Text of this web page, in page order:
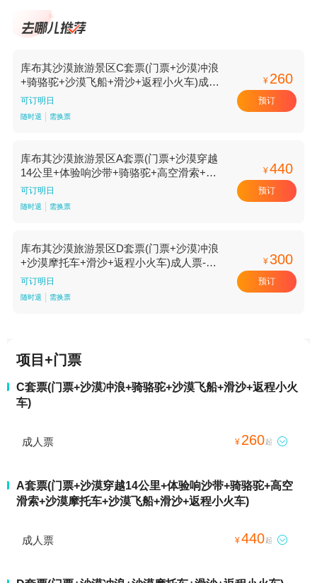
库布其沙漠旅游景区C套票(门票+沙漠冲浪
+骑骆驼+沙漠飞船+滑沙+返程小火车)成人
票-标准价
可订明日
随时退 需换票
¥ 260
预订
库布其沙漠旅游景区A套票(门票+沙漠穿越
14公里+体验响沙带+骑骆驼+高空滑索+沙
漠摩托车+沙漠飞船+滑沙+返程小火车)成人
票-标准价
可订明日
随时退 需换票
¥440
预订
库布其沙漠旅游景区D套票(门票+沙漠冲浪
+沙漠摩托车+滑沙+返程小火车)成人票-标
准价
可订明日
随时退 需换票
¥300
预订
项目+门票
C套票(门票+沙漠冲浪+骑骆驼+沙漠飞船+滑沙+返程小火
车)
成人票 ¥ 260起 
A套票(门票+沙漠穿越14公里+体验响沙带+骑骆驼+高空
滑索+沙漠摩托车+沙漠飞船+滑沙+返程小火车)
成人票 ¥440起 